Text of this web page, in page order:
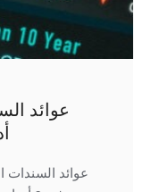
عوائد
عوائد السندات